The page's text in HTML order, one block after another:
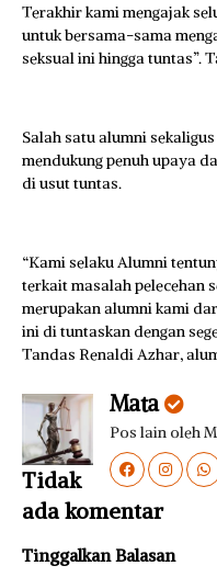
Terakhir kami mengajak
untuk bersama-sama
seksual ini hingga tuntas”.
Salah satu alumni
mendukung penuh upaya
di usut tuntas.
“Kami selaku Alumni
terkait masalah pelecehan
merupakan alumni kami
ini di tuntaskan dengan
Tandas Renaldi Azhar,
Mata
Pos lain oleh
Tidak
ada komentar
Tinggalkan Balasan